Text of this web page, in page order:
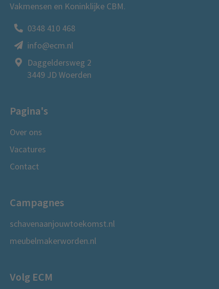
Vakmensen en Koninklijke CBM.
0348 410 468
info@ecm.nl
Daggeldersweg 2
3449 JD Woerden
Pagina's
Over ons
Vacatures
Contact
Campagnes
schavenaanjouwtoekomst.nl
meubelmakerworden.nl
Volg ECM